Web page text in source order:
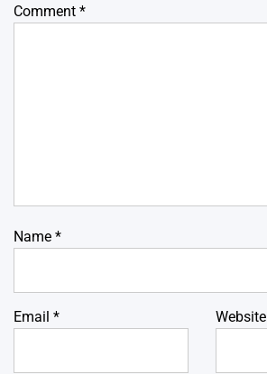
Comment *
Name *
Email * Website